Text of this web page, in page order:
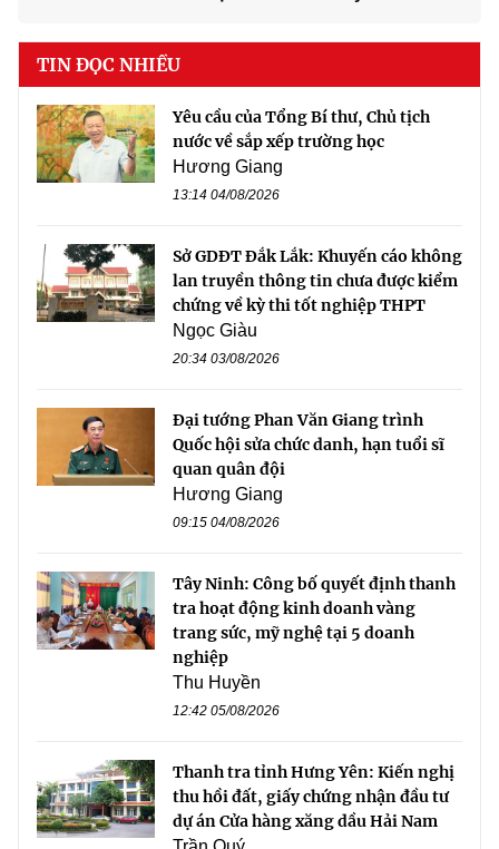
TIN ĐỌC NHIỀU
Yêu cầu của Tổng Bí thư, Chủ tịch
nước về sắp xếp trường học
Hương Giang
13:14 04/08/2026
Sở GDĐT Đắk Lắk: Khuyến cáo không
lan truyền thông tin chưa được kiểm
chứng về kỳ thi tốt nghiệp THPT
Ngọc Giàu
20:34 03/08/2026
Đại tướng Phan Văn Giang trình
Quốc hội sửa chức danh, hạn tuổi sĩ
quan quân đội
Hương Giang
09:15 04/08/2026
Tây Ninh: Công bố quyết định thanh
tra hoạt động kinh doanh vàng
trang sức, mỹ nghệ tại 5 doanh
nghiệp
Thu Huyền
12:42 05/08/2026
Thanh tra tỉnh Hưng Yên: Kiến nghị
thu hồi đất, giấy chứng nhận đầu tư
dự án Cửa hàng xăng dầu Hải Nam